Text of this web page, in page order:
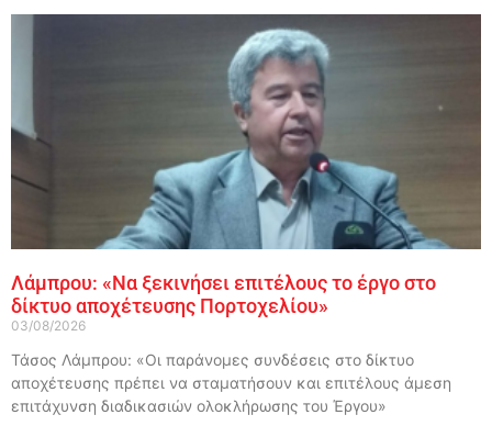
Λάμπρου: «Να ξεκινήσει επιτέλους το έργο στο
δίκτυο αποχέτευσης Πορτοχελίου»
03/08/2026
Τάσος Λάμπρου: «Οι παράνομες συνδέσεις στο δίκτυο
αποχέτευσης πρέπει να σταματήσουν και επιτέλους άμεση
επιτάχυνση διαδικασιών ολοκλήρωσης του Έργου»